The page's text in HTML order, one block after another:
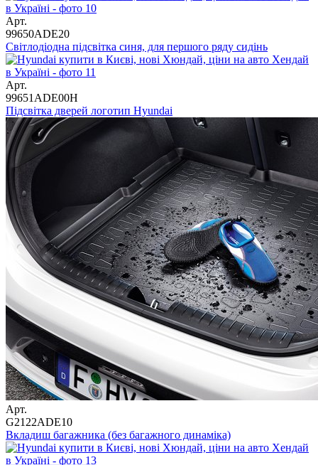
Арт.
99650ADE20
Світлодіодна підсвітка синя, для першого ряду сидінь
Арт.
99651ADE00H
Підсвітка дверей логотип Hyundai
Арт.
G2122ADE10
Вкладиш багажника (без багажного динаміка)